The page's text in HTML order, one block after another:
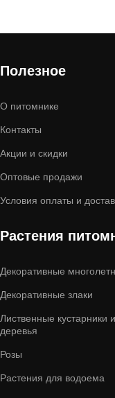
Полезное
О питомнике
Контакты
Акции и скидки
Оптовые продажи
Условия оплаты и
Растения
Декоративные
Декоративные злаки
Лиственные кустарники и
деревья
Розы
Растения для водоема